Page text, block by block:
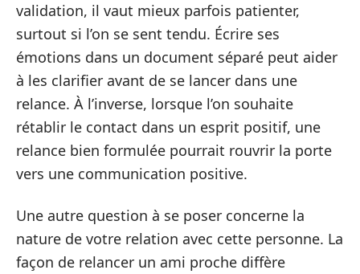
validation, il vaut mieux parfois patienter,
surtout si l’on se sent tendu. Écrire ses
émotions dans un document séparé peut aider
à les clarifier avant de se lancer dans une
relance. À l’inverse, lorsque l’on souhaite
rétablir le contact dans un esprit positif, une
relance bien formulée pourrait rouvrir la porte
vers une communication positive.
Une autre question à se poser concerne la
nature de votre relation avec cette personne. La
façon de relancer un ami proche diffère